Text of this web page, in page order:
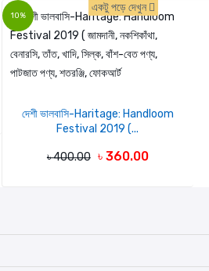
10%
একটু পড়ে দেখুন
দেশী ভালবাসি-Haritage: Handloom
Festival 2019 (...
৳ 400.00 ৳ 360.00